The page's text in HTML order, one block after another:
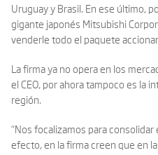
Uruguay y Brasil. En ese último,
gigante japonés Mitsubishi
venderle todo el paquete
La firma ya no opera en los
el CEO, por ahora tampoco es la
región.
“Nos focalizamos para consolidar
efecto, en la firma creen que en